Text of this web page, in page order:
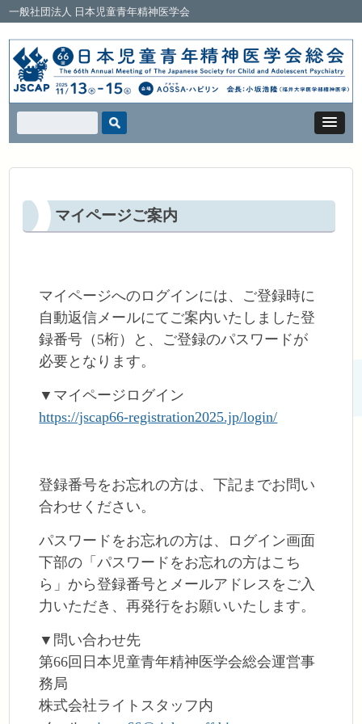
一般社団法人 日本児童青年精神医学会
マイページご案内
マイページへのログインには、ご登録時に
自動返信メールにてご案内いたしました登
録番号（5桁）と、ご登録のパスワードが
必要となります。
▼マイページログイン
https://jscap66-registration2025.jp/login/
登録番号をお忘れの方は、下記までお問い
合わせください。
パスワードをお忘れの方は、ログイン画面
下部の「パスワードをお忘れの方はこち
ら」から登録番号とメールアドレスをご入
力いただき、再発行をお願いいたします。
▼問い合わせ先
第66回日本児童青年精神医学会総会運営事
務局
株式会社ライトスタッフ内